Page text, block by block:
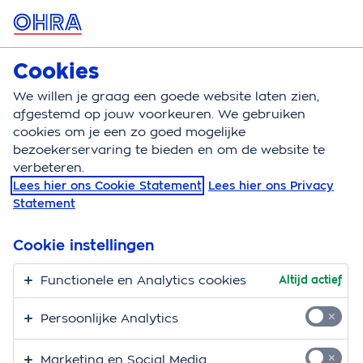
MENU
Zorgverzekering
Zorgverzekering Voordeel Korting livis
Cookies
We willen je graag een goede website laten zien,
afgestemd op jouw voorkeuren. We gebruiken
cookies om je een zo goed mogelijke
bezoekerservaring te bieden en om de website te
verbeteren.
Lees hier ons Cookie Statement Lees hier ons Privacy
Statement
Cookie instellingen
Functionele en Analytics cookies Altijd actief
Persoonlijke Analytics
Marketing en Social Media